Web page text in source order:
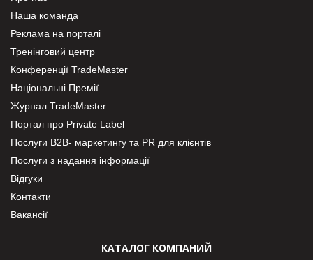
Наша команда
Реклама на порталі
Тренінговий центр
Конференції TradeMaster
Національні Премії
Журнал TradeMaster
Портал про Private Label
Послуги В2В- маркетингу та PR для клієнтів
Послуги з надання інформації
Відгуки
Контакти
Вакансії
КАТАЛОГ КОМПАНИЙ